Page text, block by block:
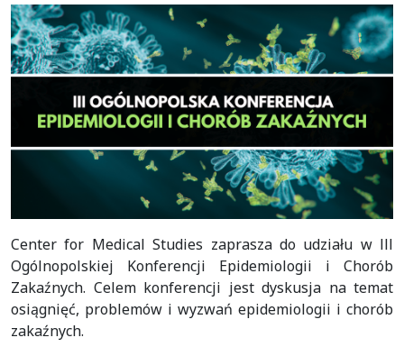
Center for Medical Studies zaprasza do udziału w lll
Ogólnopolskiej Konferencji Epidemiologii i Chorób
Zakaźnych. Celem konferencji jest dyskusja na temat
osiągnięć, problemów i wyzwań epidemiologii i chorób
zakaźnych.